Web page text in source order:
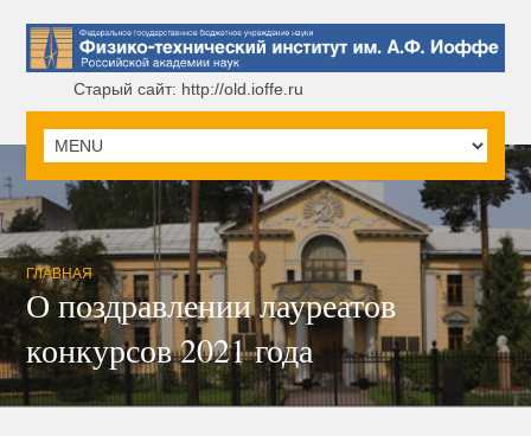
Старый сайт: http://old.ioffe.ru
ГЛАВНАЯ
О поздравлении лауреатов
конкурсов 2021 года